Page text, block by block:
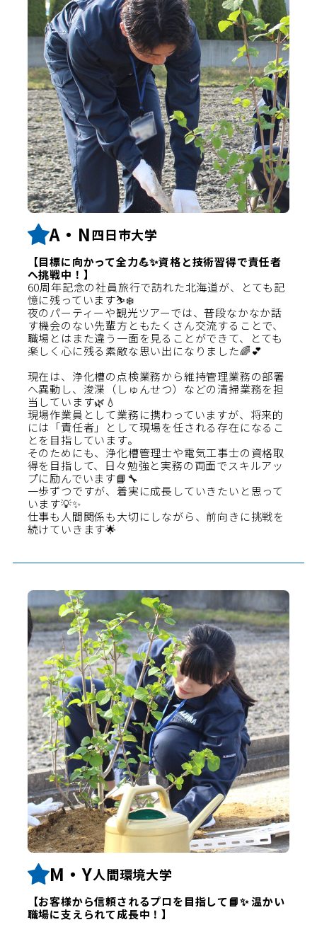
A・N四日市大学
【目標に向かって全力💪✨資格と技術習得で責任者
へ挑戦中！】
60周年記念の社員旅行で訪れた北海道が、とても記
憶に残っています⛷️❄️
夜のパーティーや観光ツアーでは、普段なかなか話
す機会のない先輩方ともたくさん交流することで、
職場とはまた違う一面を見ることができて、とても
楽しく心に残る素敵な思い出になりました🌈💕
現在は、浄化槽の点検業務から維持管理業務の部署
へ異動し、浚渫（しゅんせつ）などの清掃業務を担
当しています🌿💧
現場作業員として業務に携わっていますが、将来的
には「責任者」として現場を任される存在になるこ
とを目指しています。
そのためにも、浄化槽管理士や電気工事士の資格取
得を目指して、日々勉強と実務の両面でスキルアッ
プに励んでいます📘🔧
一歩ずつですが、着実に成長していきたいと思って
います💡✨
仕事も人間関係も大切にしながら、前向きに挑戦を
続けていきます🌟
M・Y人間環境大学
【お客様から信頼されるプロを目指して📘✨ 温かい
職場に支えられて成長中！】